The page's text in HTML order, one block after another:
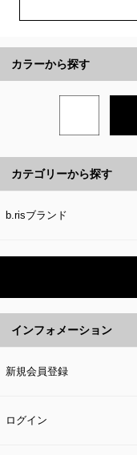
カラーから探す
カテゴリーから探す
b.risブランド
インフォメーション
新規会員登録
ログイン